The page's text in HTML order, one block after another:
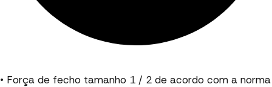
• Força de fecho tamanho 1 / 2 de acordo com a norma